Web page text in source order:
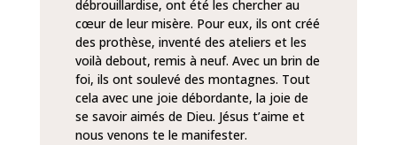
débrouillardise, ont été les chercher au
cœur de leur misère. Pour eux, ils ont créé
des prothèse, inventé des ateliers et les
voilà debout, remis à neuf. Avec un brin de
foi, ils ont soulevé des montagnes. Tout
cela avec une joie débordante, la joie de
se savoir aimés de Dieu. Jésus t’aime et
nous venons te le manifester.